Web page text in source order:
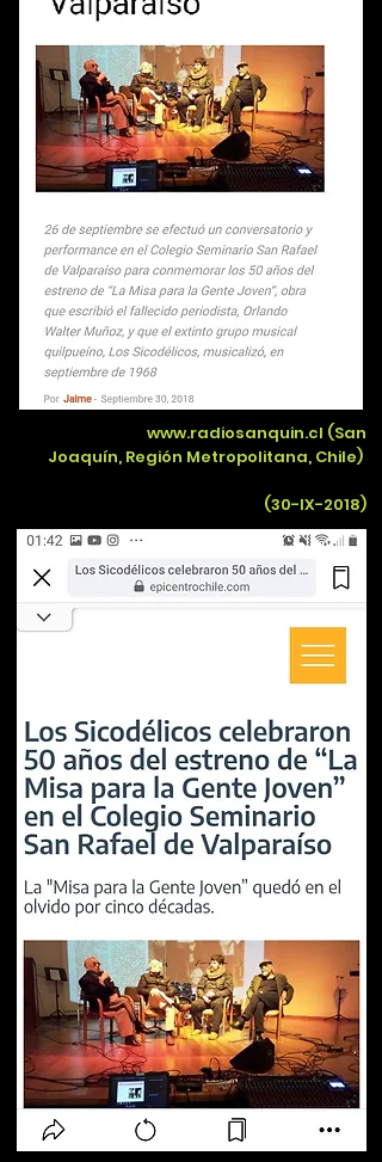
www.radiosanquin.cl (San
Joaquín, Región Metropolitana, Chile)
(30-IX-2018)